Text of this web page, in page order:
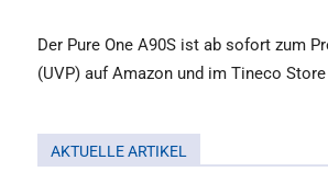
Der Pure One A90S ist ab sofort zum
(UVP) auf Amazon und im Tineco Store
AKTUELLE ARTIKEL